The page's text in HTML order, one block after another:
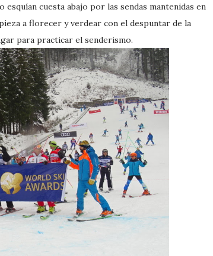
cuesta abajo por las sendas mantenidas en
a florecer y verdear con el despuntar de la
para practicar el senderismo.